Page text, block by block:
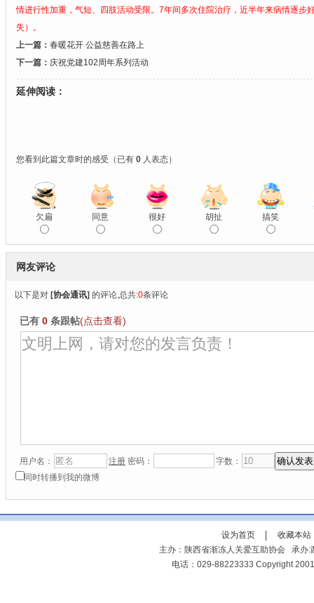
情进行性加重，气短、四肢活动受限。7年间多次住院治疗，近半年来病情逐步
失）。
上一篇：春暖花开 公益慈善在路上
下一篇： 庆祝党建102周年系列活动
延伸阅读：
您看到此篇文章时的感受 （已有0 人表态）
欠扁 同意 很好 胡扯 搞笑
网友评论
以下是对[协会通讯] 的评论,总共:0条评论
已有0 条跟帖(点击查看)
用户名： 注册 密码：
字数：
同时转播到我的微博
设为首页
收藏本站
主办：陕西省渐冻人关爱互助协会 承
电话：029-88223333 Copyright